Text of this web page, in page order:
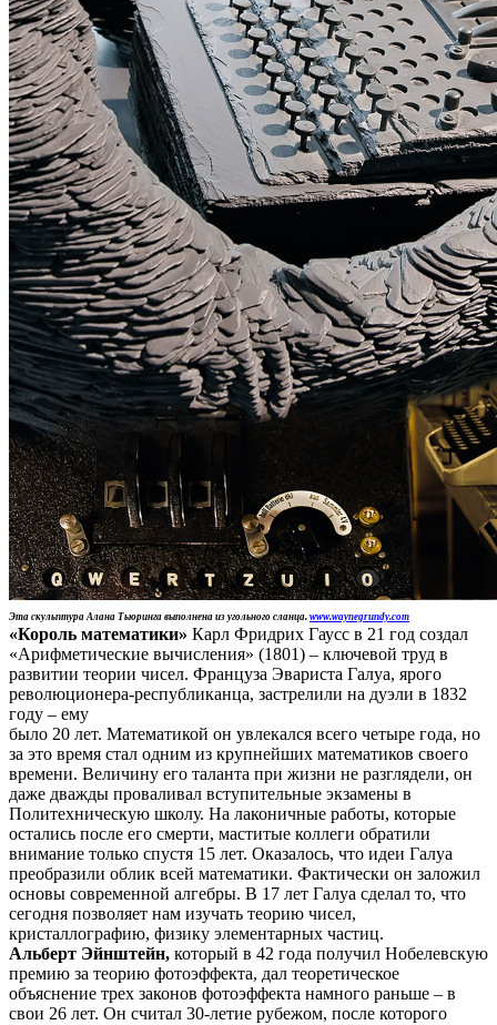
Эта скульптура Алана Тьюринга выполнена из угольного сланца. www.waynegrundy.com
«Король математики» Карл Фридрих Гаусс в 21 год создал
«Арифметические вычисления» (1801) – ключевой труд в
развитии теории чисел. Француза Эвариста Галуа, ярого
революционера-республиканца, застрелили на дуэли в 1832
году – ему
было 20 лет. Математикой он увлекался всего четыре года, но
за это время стал одним из крупнейших математиков своего
времени. Величину его таланта при жизни не разглядели, он
даже дважды проваливал вступительные экзамены в
Политехническую школу. На лаконичные работы, которые
остались после его смерти, маститые коллеги обратили
внимание только спустя 15 лет. Оказалось, что идеи Галуа
преобразили облик всей математики. Фактически он заложил
основы современной алгебры. В 17 лет Галуа сделал то, что
сегодня позволяет нам изучать теорию чисел,
кристаллографию, физику элементарных частиц.
Альберт Эйнштейн, который в 42 года получил Нобелевскую
премию за теорию фотоэффекта, дал теоретическое
объяснение трех законов фотоэффекта намного раньше – в
свои 26 лет. Он считал 30-летие рубежом, после которого